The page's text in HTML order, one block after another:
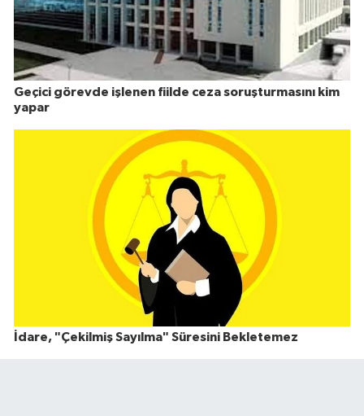
Geçici görevde işlenen fiilde ceza soruşturmasını kim
yapar
İdare, "Çekilmiş Sayılma" Süresini Bekletemez